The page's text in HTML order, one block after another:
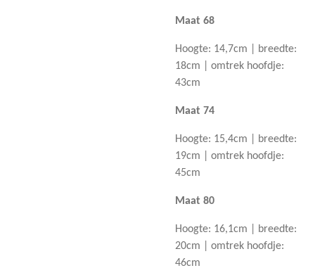
Maat 68
Hoogte: 14,7cm | breedte:
18cm | omtrek hoofdje:
43cm
Maat 74
Hoogte: 15,4cm | breedte:
19cm | omtrek hoofdje:
45cm
Maat 80
Hoogte: 16,1cm | breedte:
20cm | omtrek hoofdje:
46cm